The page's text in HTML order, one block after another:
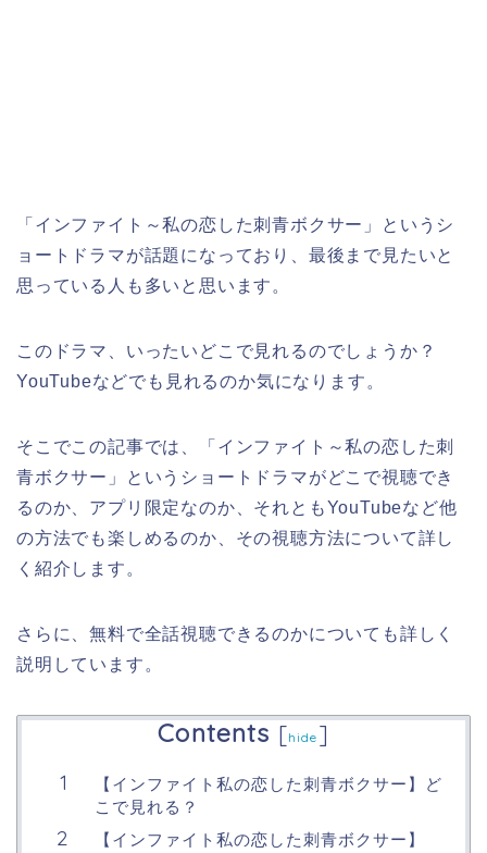
「インファイト～私の恋した刺青ボクサー」というシ
ョートドラマが話題になっており、最後まで見たいと
思っている人も多いと思います。
このドラマ、いったいどこで見れるのでしょうか？
YouTubeなどでも見れるのか気になります。
そこでこの記事では、「インファイト～私の恋した刺
青ボクサー」
というショートドラマがどこで視聴でき
るのか、アプリ限定なのか、それともYouTubeなど他
の方法でも楽しめるのか、その視聴方法について詳し
く紹介します。
さらに、無料で全話視聴できるのかについても詳しく
説明しています。
Contents [hide ]
【インファイト私の恋した刺青ボクサー】ど
こで見れる？
【インファイト私の恋した刺青ボクサー】